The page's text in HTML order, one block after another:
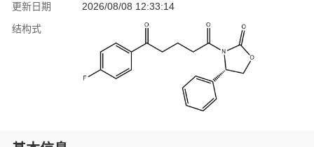
更新日期
2026/08/08 12:33:14
结构式